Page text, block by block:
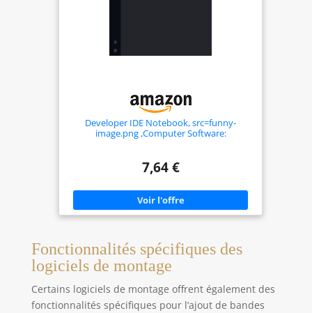
Developer IDE Notebook, src=funny-
image.png ,Computer Software:
Organizer, ... journal for developers daily
Notebook planner
7,64 €
Fonctionnalités spécifiques des
logiciels de montage
Certains logiciels de montage offrent également des
fonctionnalités spécifiques pour l’ajout de bandes